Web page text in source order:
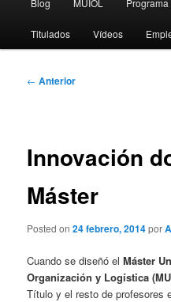
principal
Titulados Vídeos
Navegación
← Anterior
Innovación
Máster
Posted on24 febrero, 2014por
Cuando se diseñó elMáster
Organización y Logística
Título y el resto de profesores